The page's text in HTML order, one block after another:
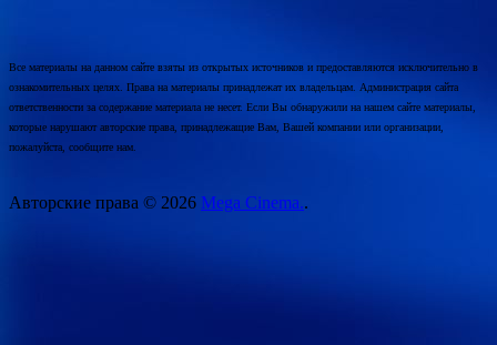
Все материалы на данном сайте взяты из открытых источников и предоставляются исключительно в
ознакомительных целях. Права на материалы принадлежат их владельцам. Администрация сайта
ответственности за содержание материала не несет. Если Вы обнаружили на нашем сайте материалы,
которые нарушают авторские права, принадлежащие Вам, Вашей компании или организации,
пожалуйста, сообщите нам.
Авторские права © 2026 Mega Cinema..